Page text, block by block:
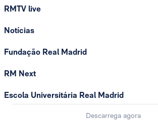
RMTV live
Notícias
Fundação Real Madrid
RM Next
Escola Universitária Real Madrid
Descarrega agora